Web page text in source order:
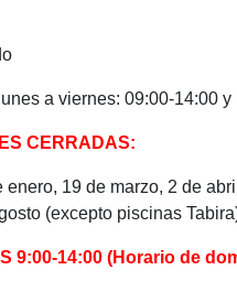
a viernes: 09:00-14:00 y
CERRADAS:
enero, 19 de marzo, 2 de
(excepto piscinas
9:00-14:00 (Horario de